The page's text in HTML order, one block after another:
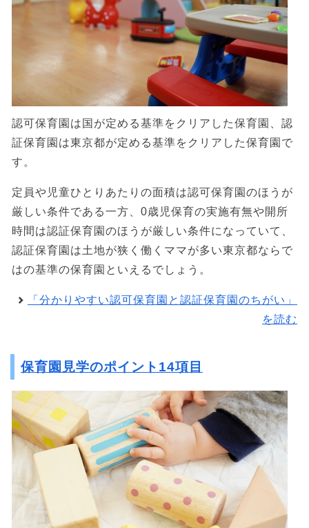
認可保育園は国が定める基準をクリアした保育園、認
証保育園は東京都が定める基準をクリアした保育園で
す。
定員や児童ひとりあたりの面積は認可保育園のほうが
厳しい条件である一方、0歳児保育の実施有無や開所
時間は認証保育園のほうが厳しい条件になっていて、
認証保育園は土地が狭く働くママが多い東京都ならで
はの基準の保育園といえるでしょう。
「分かりやすい認可保育園と認証保育園のちがい」
を読む
保育園見学のポイント14項目